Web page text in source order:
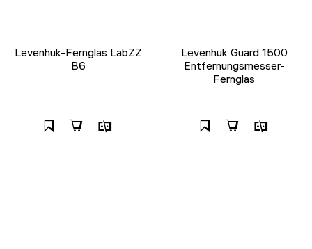
Levenhuk-Fernglas LabZZ
B6
Levenhuk Guard 1500
Entfernungsmesser-
Fernglas